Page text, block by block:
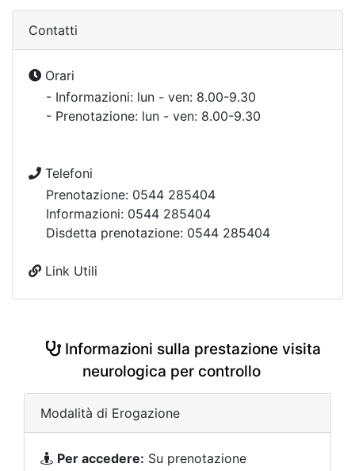
Contatti
Orari
- Informazioni: lun - ven: 8.00-9.30
- Prenotazione: lun - ven: 8.00-9.30
Telefoni
Prenotazione: 0544 285404
Informazioni: 0544 285404
Disdetta prenotazione: 0544 285404
Link Utili
Informazioni sulla prestazione visita
neurologica per controllo
Modalità di Erogazione
Per accedere: Su prenotazione